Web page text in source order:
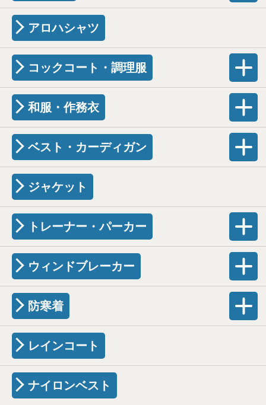
アロハシャツ
コックコート・調理服
和服・作務衣
ベスト・カーディガン
ジャケット
トレーナー・パーカー
ウィンドブレーカー
防寒着
レインコート
ナイロンベスト